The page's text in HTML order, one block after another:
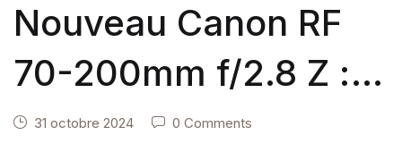
Nouveau Canon RF
70-200mm f/2.8 Z :
un téléobjectif
31 octobre 2024 0 Comments